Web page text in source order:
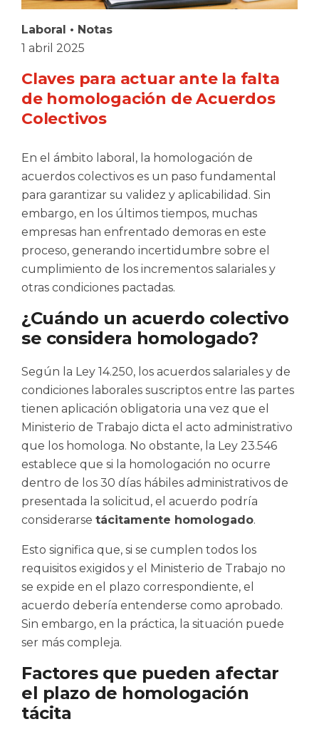
Laboral • Notas
1 abril 2025
Claves para actuar ante la falta
de homologación de Acuerdos
Colectivos
En el ámbito laboral, la homologación de
acuerdos colectivos es un paso fundamental
para garantizar su validez y aplicabilidad. Sin
embargo, en los últimos tiempos, muchas
empresas han enfrentado demoras en este
proceso, generando incertidumbre sobre el
cumplimiento de los incrementos salariales y
otras condiciones pactadas.
¿Cuándo un acuerdo colectivo
se considera homologado?
Según la Ley 14.250, los acuerdos salariales y de
condiciones laborales suscriptos entre las partes
tienen aplicación obligatoria una vez que el
Ministerio de Trabajo dicta el acto administrativo
que los homologa. No obstante, la Ley 23.546
establece que si la homologación no ocurre
dentro de los 30 días hábiles administrativos de
presentada la solicitud, el acuerdo podría
considerarse tácitamente homologado.
Esto significa que, si se cumplen todos los
requisitos exigidos y el Ministerio de Trabajo no
se expide en el plazo correspondiente, el
acuerdo debería entenderse como aprobado.
Sin embargo, en la práctica, la situación puede
ser más compleja.
Factores que pueden afectar
el plazo de homologación
tácita